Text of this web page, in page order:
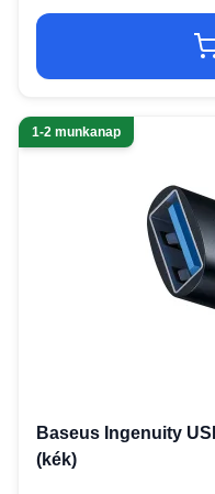
1-2 munkanap
Baseus Ingenuity
(kék)